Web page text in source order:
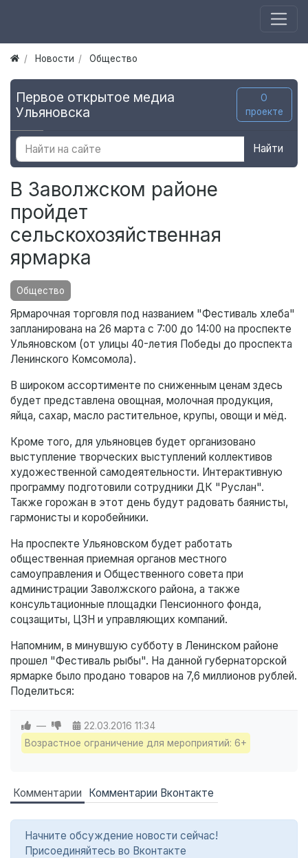
Новости Общество
Первое открытое медиа
Ульяновска
О
проекте
Найти
В Заволжском районе
пройдет
сельскохозяйственная
ярмарка
Общество
Ярмарочная торговля под названием "Фестиваль хлеба"
запланирована на 26 марта с 7:00 до 14:00 на проспекте
Ульяновском (от улицы 40-летия Победы до проспекта
Ленинского Комсомола).
В широком ассортименте по сниженным ценам здесь
будет представлена овощная, молочная продукция,
яйца, сахар, масло растительное, крупы, овощи и мёд.
Кроме того, для ульяновцев будет организовано
выступление творческих выступлений коллективов
художественной самодеятельности. Интерактивную
программу подготовили сотрудники ДК "Руслан".
Также горожан в этот день будут радовать баянисты,
гармонисты и коробейники.
На проспекте Ульяновском будет работать
общественная приемная органов местного
самоуправления и Общественного совета при
администрации Заволжского района, а также
консультационные площадки Пенсионного фонда,
соцзащиты, ЦЗН и управляющих компаний.
Напомним, в минувшую субботу в Ленинском районе
прошел "Фестиваль рыбы". На данной губернаторской
ярмарке было продано товаров на 7,6 миллионов рублей.
Поделиться:
— 22.03.2016 11:34
Возрастное ограничение для мероприятий: 6+
Комментарии Комментарии Вконтакте
Начните обсуждение новости сейчас!
Присоединяйтесь во Вконтакте